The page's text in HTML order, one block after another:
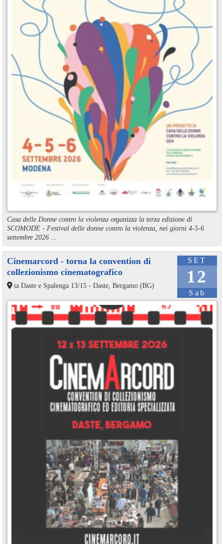
Casa delle Donne contro la violenza organizza la terza edizione di
SCOMODE - Festival delle donne contro la violenza, nei giorni 4-5-6
settembre 2026 ...
SET
12
Sab
Cinemarcord - torna la convention di
collezionismo cinematografico
ia Daste e Spalenga 13/15 - Daste, Bergamo (BG)